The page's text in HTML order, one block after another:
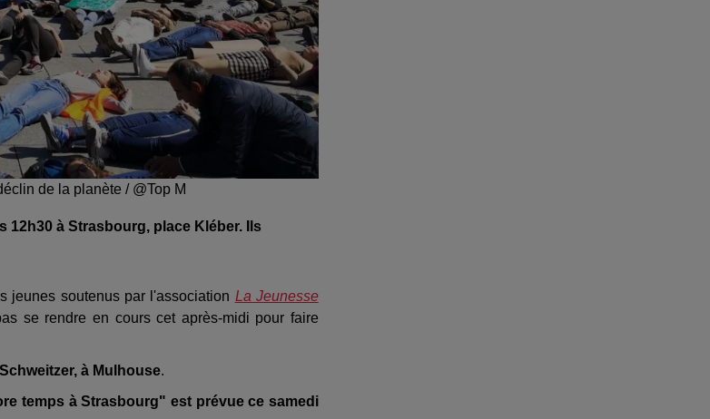
de la planète / @Top M
12h30 à Strasbourg, place Kléber. Ils
jeunes soutenus par l'association La Jeunesse
se rendre en cours cet après-midi pour faire
à Mulhouse.
temps à Strasbourg" est prévue ce samedi